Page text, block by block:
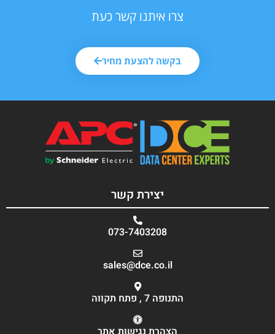
צרו איתנו קשר כעת
בקשה להצעת מחיר
יצירת קשר
073-7403208
sales@dce.co.il
התנופה 7 , פתח תקווה